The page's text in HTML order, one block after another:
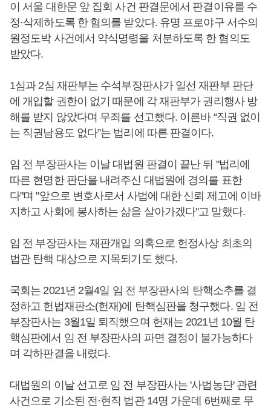
이 서울 대한문 앞 집회 사건 판결문에서 판결이유를 수
정·삭제하도록 한 혐의를 받았다. 유명 프로야구 서수의
원정도박 사건에서 약식명령을 처분하도록 한 혐의도
받았다.
1심과 2심 재판부는 수석부장판사가 일선 재판부 판단
에 개입할 권한이 없기 때문에 각 재판부가 권리행사 방
해를 받지 않았다며 무죄를 선고했다. 이른바 “직권 없이
는 직권남용도 없다”는 법리에 따른 판결이다.
임 전 부장판사는 이날 대법원 판결이 끝난 뒤 "법리에
따른 현명한 판단을 내려주신 대법원에 경의를 표한
다"며 "앞으로 변호사로서 사법에 대한 신뢰 제고에 이바
지하고 사회에 봉사하는 삶을 살아가겠다"고 말했다.
임 전 부장판사는 재판개입 의혹으로 헌정사상 최초의
법관 탄핵 대상으로 지목되기도 했다.
국회는 2021년 2월4일 임 전 부장판사의 탄핵소추를 결
정하고 헌법재판소(헌재)에 탄핵심판을 청구했다. 임 전
부장판사는 3월1일 퇴직했으며 헌재는 2021년 10월 탄
핵심판에서 임 전 부장판사의 파면 결정이 불가능하다
며 각하판결을 내렸다.
대법원의 이날 선고로 임 전 부장판사는 '사법농단' 관련
사건으로 기소된 전·현직 법관 14명 가운데 6번째로 무